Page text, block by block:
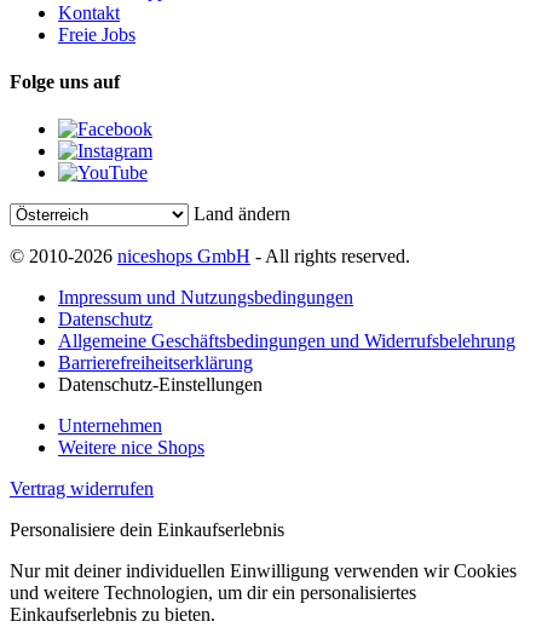
Kontakt
Freie Jobs
Folge uns auf
Land ändern
© 2010-2026 niceshops GmbH - All rights reserved.
Impressum und Nutzungsbedingungen
Datenschutz
Allgemeine Geschäftsbedingungen und Widerrufsbelehrung
Barrierefreiheitserklärung
Datenschutz-Einstellungen
Unternehmen
Weitere nice Shops
Vertrag widerrufen
Personalisiere dein Einkaufserlebnis
Nur mit deiner individuellen Einwilligung verwenden wir Cookies
und weitere Technologien, um dir ein personalisiertes
Einkaufserlebnis zu bieten.